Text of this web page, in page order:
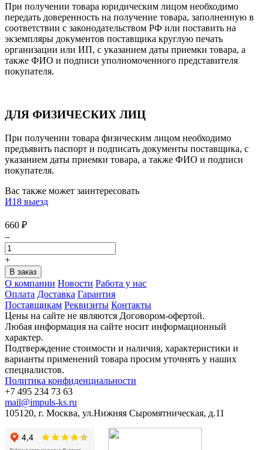
При получении товара юридическим лицом необходимо
передать доверенность на получение товара, заполненную в
соответствии с законодательством РФ или поставить на
экземпляры документов поставщика круглую печать
организации или ИП, с указанием даты приемки товара, а
также ФИО и подписи уполномоченного представителя
покупателя.
ДЛЯ ФИЗИЧЕСКИХ ЛИЦ
При получении товара физическим лицом необходимо
предъявить паспорт и подписать документы поставщика, с
указанием даты приемки товара, а также ФИО и подписи
покупателя.
Вас также может заинтересовать
И18 выезд
660 ₽
–
+
О компании Новости Работа у нас
Оплата Доставка Гарантия
Поставщикам Реквизиты Контакты
Цены на сайте не являются Договором-офертой.
Любая информация на сайте носит информационный
характер.
Подтверждение стоимости и наличия, характеристики и
варианты применений товара просим уточнять у наших
специалистов.
Политика конфиденциальности
+7 495 234 73 63
mail@impuls-ks.ru
105120, г. Москва, ул.Нижняя Сыромятническая, д.11